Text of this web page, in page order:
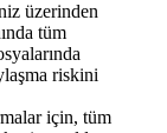
üzerinden
tüm
riskini
için, tüm